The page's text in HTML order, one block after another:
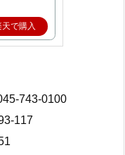
天で購入
743-0100
117